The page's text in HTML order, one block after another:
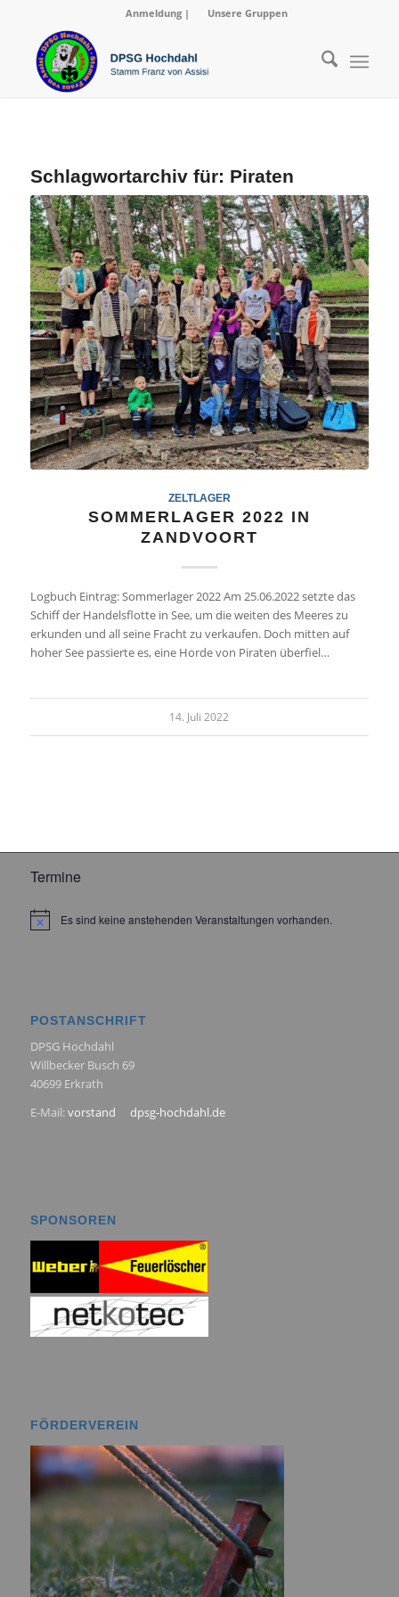
Anmeldung | Unsere Gruppen
Schlagwortarchiv für: Piraten
ZELTLAGER
SOMMERLAGER 2022 IN
ZANDVOORT
Logbuch Eintrag: Sommerlager 2022 Am 25.06.2022 setzte das
Schiff der Handelsflotte in See, um die weiten des Meeres zu
erkunden und all seine Fracht zu verkaufen. Doch mitten auf
hoher See passierte es, eine Horde von Piraten überfiel…
14. Juli 2022
Termine
HinweisEs sind keine anstehenden Veranstaltungen vorhanden.
POSTANSCHRIFT
DPSG Hochdahl
Willbecker Busch 69
40699 Erkrath
E-Mail:vorstand dpsg-hochdahl.de
SPONSOREN
FÖRDERVEREIN